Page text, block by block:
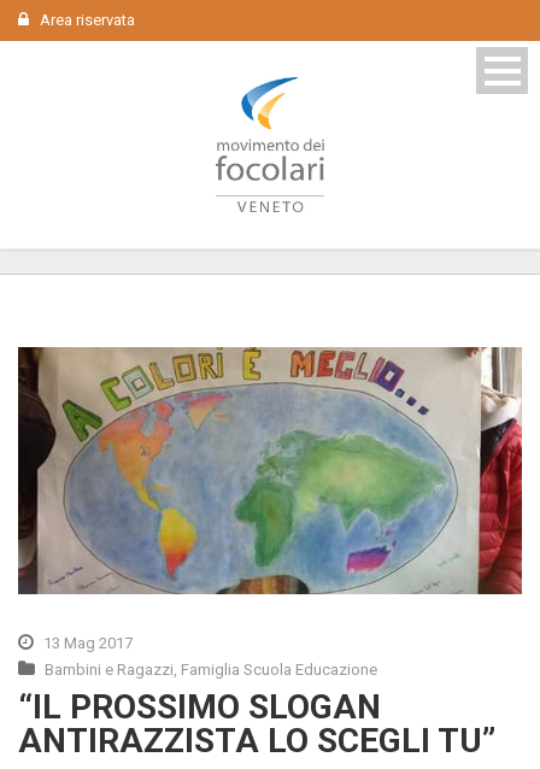
Area riservata
13 Mag 2017
Bambini e Ragazzi, Famiglia Scuola Educazione
“IL PROSSIMO SLOGAN
ANTIRAZZISTA LO SCEGLI TU”